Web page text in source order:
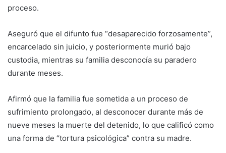
proceso.
Aseguró que el difunto fue “desaparecido forzosamente”,
encarcelado sin juicio, y posteriormente murió bajo
custodia, mientras su familia desconocía su paradero
durante meses.
Afirmó que la familia fue sometida a un proceso de
sufrimiento prolongado, al desconocer durante más de
nueve meses la muerte del detenido, lo que calificó como
una forma de “tortura psicológica” contra su madre.